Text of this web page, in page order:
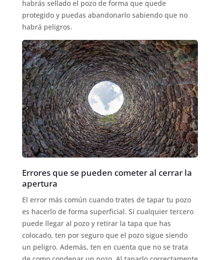
habrás sellado el pozo de forma que quede
protegido y puedas abandonarlo sabiendo que no
habrá peligros.
Errores que se pueden cometer al cerrar la
apertura
El error más común cuando trates de tapar tu pozo
es hacerlo de forma superficial. Si cualquier tercero
puede llegar al pozo y retirar la tapa que has
colocado, ten por seguro que el pozo sigue siendo
un peligro. Además, ten en cuenta que no se trata